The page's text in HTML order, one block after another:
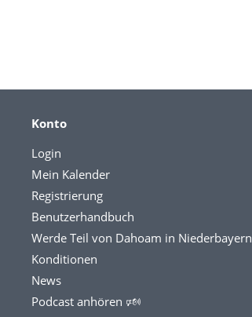
Konto
Login
Mein Kalender
Registrierung
Benutzerhandbuch
Werde Teil von Dahoam in Niederbayern
Konditionen
News
Podcast anhören 🕬